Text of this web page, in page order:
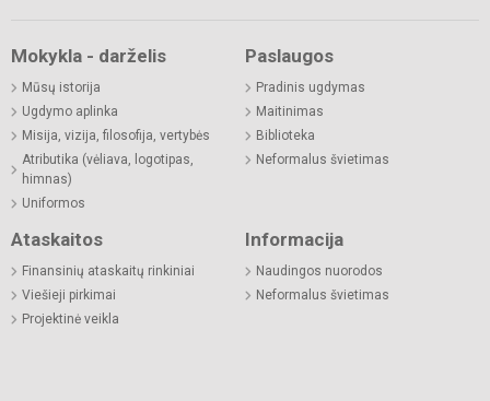
Mokykla - darželis
Mūsų istorija
Ugdymo aplinka
Misija, vizija, filosofija, vertybės
Atributika (vėliava, logotipas,
himnas)
Uniformos
Paslaugos
Pradinis ugdymas
Maitinimas
Biblioteka
Neformalus švietimas
Ataskaitos
Finansinių ataskaitų rinkiniai
Viešieji pirkimai
Projektinė veikla
Informacija
Naudingos nuorodos
Neformalus švietimas